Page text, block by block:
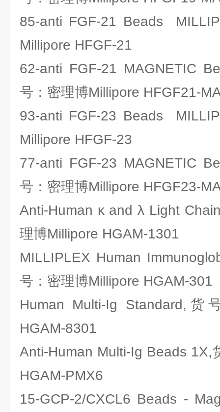
85-anti FGF-21 Beads
Millipore HFGF-21
62-anti FGF-21 MAGNETIC
号：密理博Millipore HFGF21-
93-anti FGF-23 Beads
Millipore HFGF-23
77-anti FGF-23 MAGNETIC
号：密理博Millipore HFGF23-
Anti-Human κ and λ Light
理博Millipore HGAM-1301
MILLIPLEX Human
号：密理博Millipore HGAM-301
Human Multi-Ig Standard,货
HGAM-8301
Anti-Human Multi-Ig Beads 1X,
HGAM-PMX6
15-GCP-2/CXCL6 Beads -